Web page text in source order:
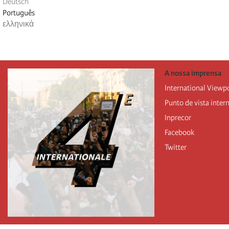
Português
ελληνικά
A nossa imprensa
International
Punto de vista
Inprecor
Facebook
Twitter